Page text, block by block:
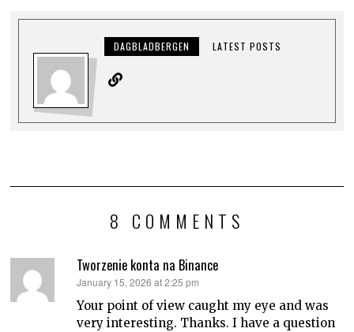
DAGBLADBERGEN LATEST POSTS
8 COMMENTS
Tworzenie konta na Binance
says:
January 15, 2026 at 2:25 pm
Your point of view caught my eye and was
very interesting. Thanks. I have a question